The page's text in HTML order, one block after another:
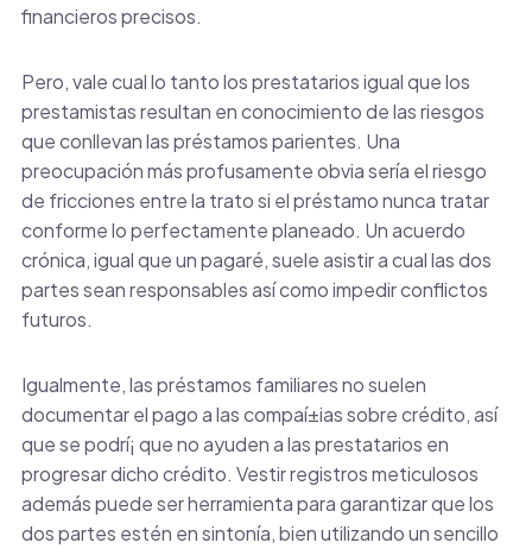
financieros precisos.
Pero, vale cual lo tanto los prestatarios igual que los
prestamistas resultan en conocimiento de las riesgos
que conllevan las préstamos parientes. Una
preocupación más profusamente obvia serí­a el riesgo
de fricciones entre la trato si el préstamo nunca tratar
conforme lo perfectamente planeado. Un acuerdo
crónica, igual que un pagaré, suele asistir a cual las dos
partes sean responsables así­ como impedir conflictos
futuros.
Igualmente, las préstamos familiares no suelen
documentar el pago a las compaí±ias sobre crédito, así
que se podrí¡ que no ayuden a las prestatarios en
progresar dicho crédito. Vestir registros meticulosos
además puede ser herramienta para garantizar que los
dos partes estén en sintonía, bien utilizando un sencillo